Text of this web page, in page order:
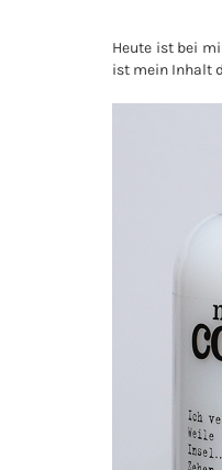
Heute ist bei
ist mein Inhalt